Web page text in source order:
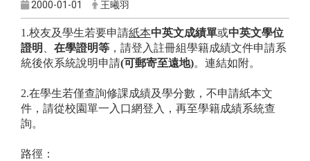
2000-01-01 王曦羽
1.校友及學生若要申請紙本中英文成績單或中英文學位
證明
在學證明等 ，請登入註冊組學籍成績文件申請系
統後依系統說明申請(可郵寄至遠地)。連結如附。
2.在學生若僅查詢修課成績及學分數，不申請紙本文
件，請從校園單一入口網登入，再至學籍成績系統查
詢。
路徑：